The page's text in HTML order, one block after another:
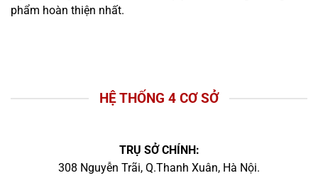
phẩm hoàn thiện nhất.
HỆ THỐNG 4 CƠ SỞ
TRỤ SỞ CHÍNH:
308 Nguyễn Trãi, Q.Thanh Xuân, Hà Nội.